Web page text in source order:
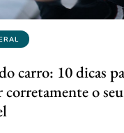
carro: 10 dicas
o seu